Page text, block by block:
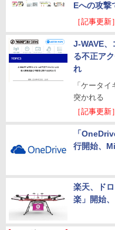
Eへの攻撃
［記事更新］
J-WAVE、
る不正ア
れ
「ケータ
突かれる
［記事更新］
「
行開始、
楽天、ド
楽」開始